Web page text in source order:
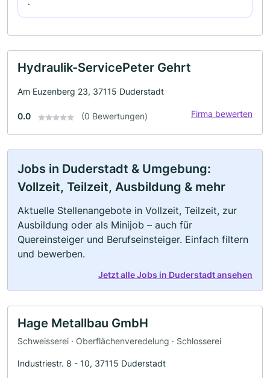
Hydraulik-ServicePeter Gehrt
Am Euzenberg 23, 37115 Duderstadt
0.0 (0 Bewertungen) Firma bewerten
Jobs in Duderstadt & Umgebung:
Vollzeit, Teilzeit, Ausbildung & mehr
Aktuelle Stellenangebote in Vollzeit, Teilzeit, zur
Ausbildung oder als Minijob – auch für
Quereinsteiger und Berufseinsteiger. Einfach filtern
und bewerben.
Jetzt alle Jobs in Duderstadt ansehen
Hage Metallbau GmbH
Schweisserei · Oberflächenveredelung · Schlosserei
Industriestr. 8 - 10, 37115 Duderstadt